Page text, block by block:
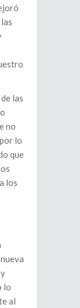
las
no
lo
que
los
lo
al